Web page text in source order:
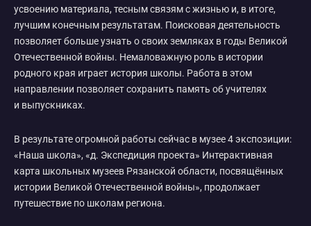
усвоению материала, тесным связям с жизнью и, в итоге,
лучшим конечным результатам. Поисковая деятельность
позволяет больше узнать о своих земляках в годы Великой
Отечественной войны. Немаловажную роль в истории
родного края играет история школы. Работа в этом
направлении позволяет сохранить память об учителях
и выпускниках.
В результате огромной работы сейчас в музее 4 экспозиции:
«Наша школа», «д. Экспедиция проекта» Интерактивная
карта школьных музеев Рязанской области, посвящённых
истории Великой Отечественной войны», продолжает
путешествие по школам региона.